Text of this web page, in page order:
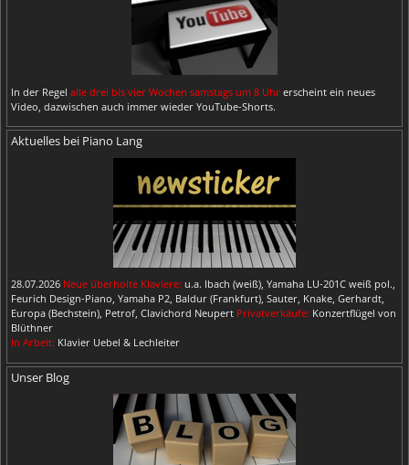
In der Regel alle drei bis vier Wochen samstags um 8 Uhr erscheint ein neues
Video, dazwischen auch immer wieder YouTube-Shorts.
Aktuelles bei Piano Lang
28.07.2026 Neue überholte Klaviere: u.a. Ibach (weiß), Yamaha LU-201C weiß pol.,
Feurich Design-Piano, Yamaha P2, Baldur (Frankfurt), Sauter, Knake, Gerhardt,
Europa (Bechstein), Petrof, Clavichord Neupert Privatverkäufe: Konzertflügel von
Blüthner
In Arbeit: Klavier Uebel & Lechleiter
Unser Blog